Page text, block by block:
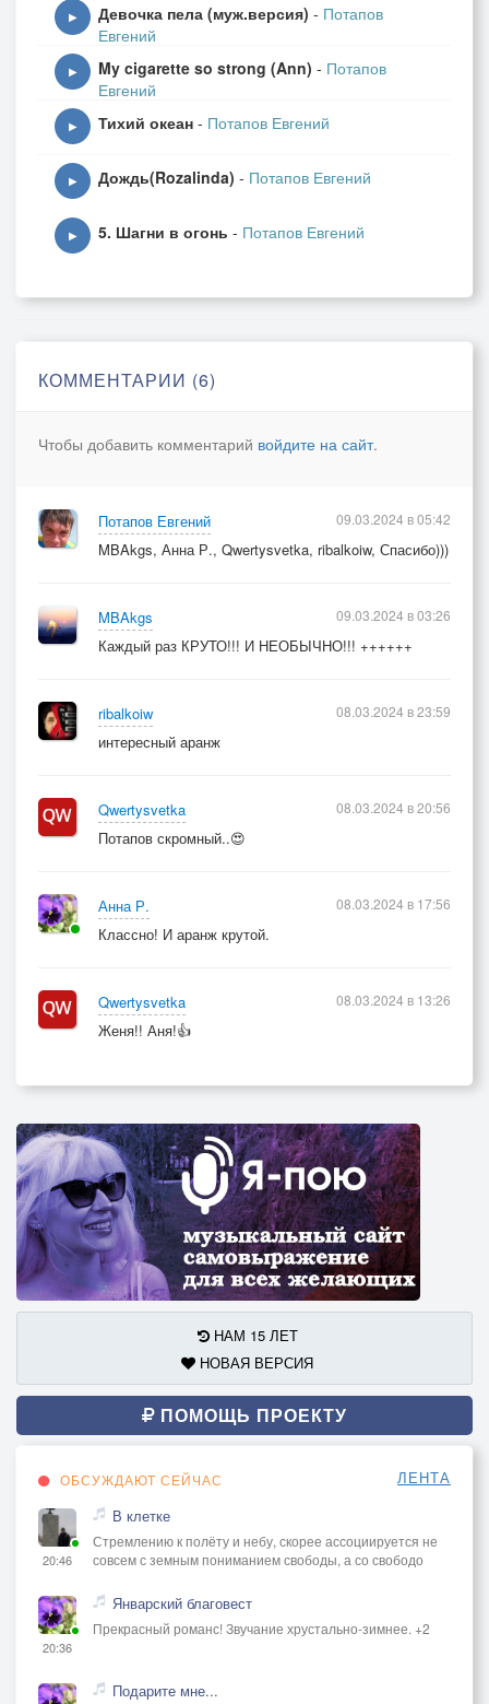
▶ Девочка пела (муж.версия) - Потапов
Евгений
▶ My cigarette so strong (Ann) - Потапов
Евгений
▶ Тихий океан - Потапов Евгений
▶ Дождь(Rozalinda) - Потапов Евгений
▶ 5. Шагни в огонь - Потапов Евгений
КОММЕНТАРИИ (6)
Чтобы добавить комментарий войдите на сайт.
Потапов Евгений
MBAkgs, Анна Р., Qwertysvetka, ribalkoiw, Спасибо)))
09.03.2024 в 05:42
MBAkgs
Каждый раз КРУТО!!! И НЕОБЫЧНО!!! ++++++
09.03.2024 в 03:26
ribalkoiw
интересный аранж
08.03.2024 в 23:59
Qwertysvetka
Потапов скромный..😍
08.03.2024 в 20:56
Анна Р.
Классно! И аранж крутой.
08.03.2024 в 17:56
Qwertysvetka
Женя!! Аня!👍
08.03.2024 в 13:26
НАМ 15 ЛЕТ
НОВАЯ ВЕРСИЯ
ПОМОЩЬ ПРОЕКТУ
ОБСУЖДАЮТ СЕЙЧАС ЛЕНТА
20:46
В клетке
Стремлению к полёту и небу, скорее ассоциируется не
совсем с земным пониманием свободы, а со свободо
20:36
Январский благовест
Прекрасный романс! Звучание хрустально-зимнее. +2
Подарите мне...